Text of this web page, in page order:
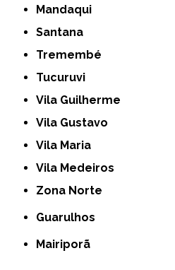
Mandaqui
Santana
Tremembé
Tucuruvi
Vila Guilherme
Vila Gustavo
Vila Maria
Vila Medeiros
Zona Norte
Guarulhos
Mairiporã